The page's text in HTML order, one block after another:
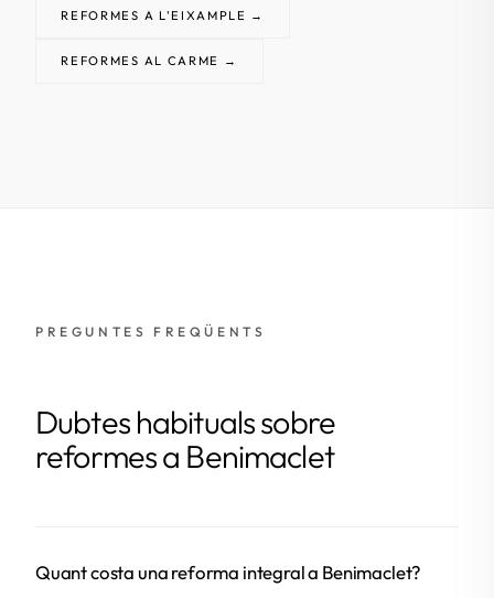
REFORMES A L'EIXAMPLE →
REFORMES AL CARME →
PREGUNTES FREQÜENTS
Dubtes habituals sobre
reformes a Benimaclet
Quant costa una reforma integral a Benimaclet?